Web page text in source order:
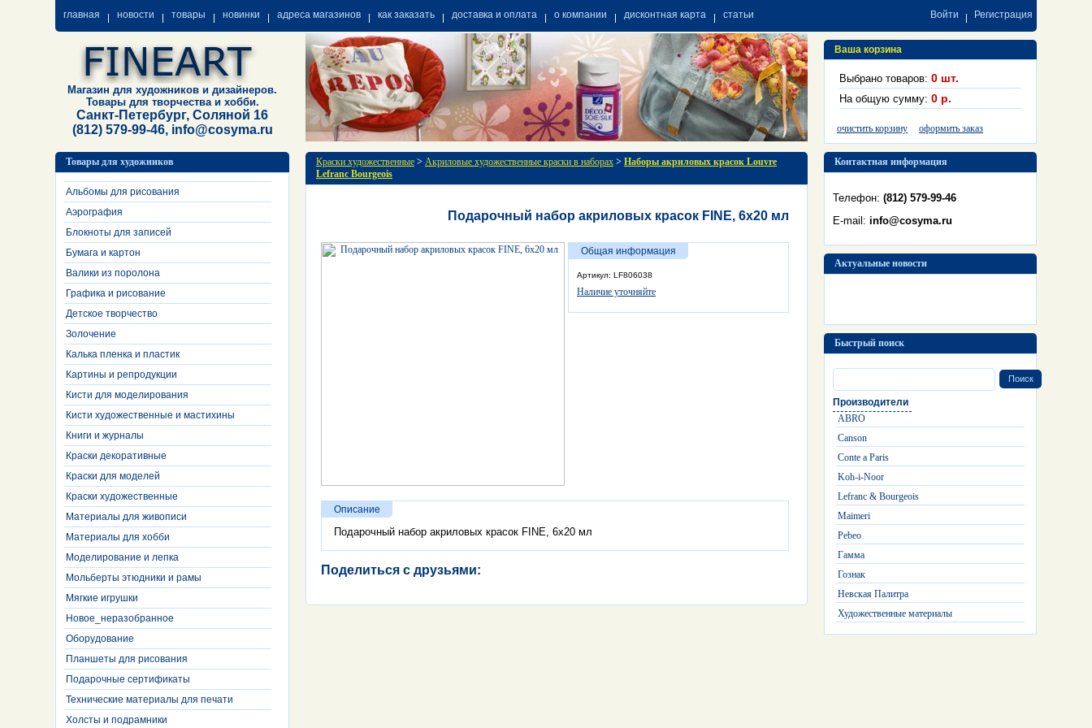
главная новости товары новинки адреса магазинов как заказать доставка и оплата о компании дисконтная карта статьи Войти Регистрация
Магазин для художников и дизайнеров.
Товары для творчества и хобби.
Санкт-Петербург, Соляной 16
(812) 579-99-46, info@cosyma.ru
Ваша корзина
Выбрано товаров: 0 шт.
На общую сумму: 0 р.
очистить корзину оформить заказ
Товары для художников
Альбомы для рисования
Аэрография
Блокноты для записей
Бумага и картон
Валики из поролона
Графика и рисование
Детское творчество
Золочение
Калька пленка и пластик
Картины и репродукции
Кисти для моделирования
Кисти художественные и мастихины
Книги и журналы
Краски декоративные
Краски для моделей
Краски художественные
Материалы для живописи
Материалы для хобби
Моделирование и лепка
Мольберты этюдники и рамы
Мягкие игрушки
Новое_неразобранное
Оборудование
Планшеты для рисования
Подарочные сертификаты
Технические материалы для печати
Холсты и подрамники
Краски художественные > Акриловые художественные краски в наборах > Наборы акриловых красок Louvre
Lefranc Bourgeois
Подарочный набор акриловых красок FINE, 6х20 мл
Общая информация
Артикул: LF806038
Наличие уточняйте
Описание
Подарочный набор акриловых красок FINE, 6х20 мл
Поделиться с друзьями:
Контактная информация
Телефон: (812) 579-99-46
E-mail: info@cosyma.ru
Актуальные новости
Быстрый поиск
Производители
ABRO
Canson
Conte a Paris
Koh-i-Noor
Lefranc & Bourgeois
Maimeri
Pebeo
Гамма
Гознак
Невская Палитра
Художественные материалы